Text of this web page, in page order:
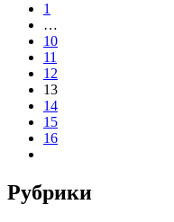
1
…
10
11
12
13
14
15
16
Рубрики